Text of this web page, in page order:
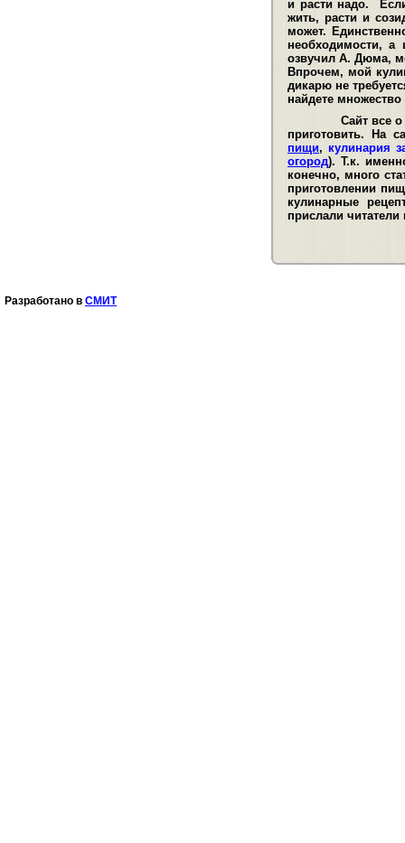
и расти надо.
жить, расти и
может.
необходимости, а
озвучил А. Дюма,
Впрочем, мой
дикарю не
найдете
Сайт все о
приготовить. На
пищи,кулинария
огород). Т.к.
конечно, много
приготовлении
кулинарные
прислали
Разработано в СМИТ